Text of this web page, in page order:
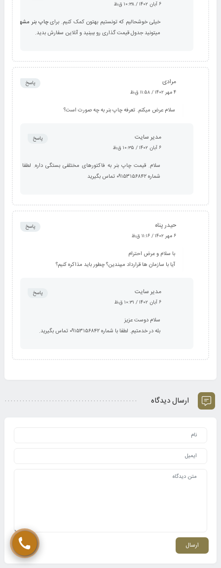
۶ آبان ۱۴۰۲ / ۱۰:۳۸ ق٫ظ
خیلی خوشحالیم که تونستیم بهتون کمک کنیم. برایچاپ بنر مشهد
میتونید جدول قیمت گذاری رو ببینید و آنلاین سفارش بدید.
مرادی
۴ مهر ۱۴۰۲ / ۱۱:۵۸ ق٫ظ
پاسخ
سلام عرض میکنم. تعرفه چاپ بنر به چه صورت است؟
مدیر سایت
۶ آبان ۱۴۰۲ / ۱۰:۳۵ ق٫ظ
پاسخ
سلام. قیمت چاپ بنر به فاکتورهای مختلفی بستگی داره. لطفا با
شماره ۰۹۱۵۳۱۵۶۸۴۲ تماس بگیرید
حیدر پناه
۶ مهر ۱۴۰۲ / ۱۱:۱۶ ق٫ظ
پاسخ
با سلام و عرض احترام
آیا با سازمان ها قرارداد میبندین؟ چطور باید مذاکره کنیم؟
مدیر سایت
۶ آبان ۱۴۰۲ / ۱۰:۳۱ ق٫ظ
پاسخ
سلام دوست عزیز
بله در خدمتیم. لطفا با شماره ۰۹۱۵۳۱۵۶۸۴۲ تماس بگیرید.
ارسال دیدگاه